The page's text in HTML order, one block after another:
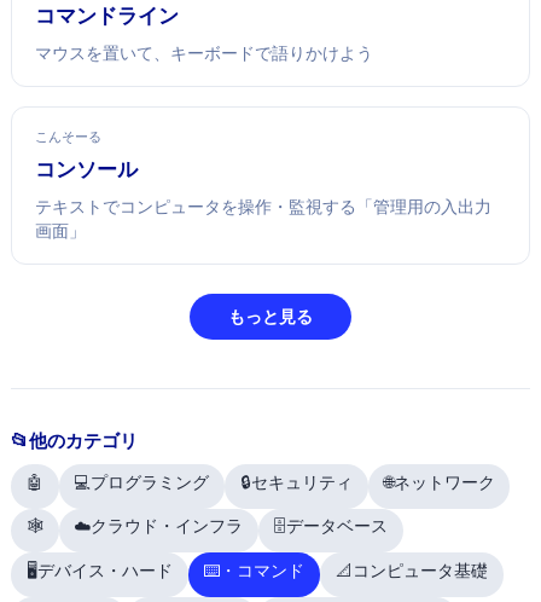
コマンドライン
マウスを置いて、キーボードで語りかけよう
こんそーる
コンソール
テキストでコンピュータを操作・監視する「管理用の入出力
画面」
もっと見る
📂 他のカテゴリ
🤖 AI 💻 プログラミング 🔒 セキュリティ 🌐 ネットワーク
🕸️ Web ☁️ クラウド・インフラ 🗄️ データベース
🖥️ デバイス・ハード ⌨️ OS・コマンド 📐 コンピュータ基礎